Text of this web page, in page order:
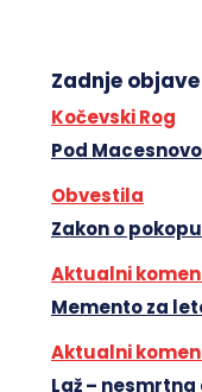
Zadnje objave
Kočevski Rog
Pod
Obvestila
Zakon o
Aktualni
Memento za
Aktualni
Laž – nesmrtna